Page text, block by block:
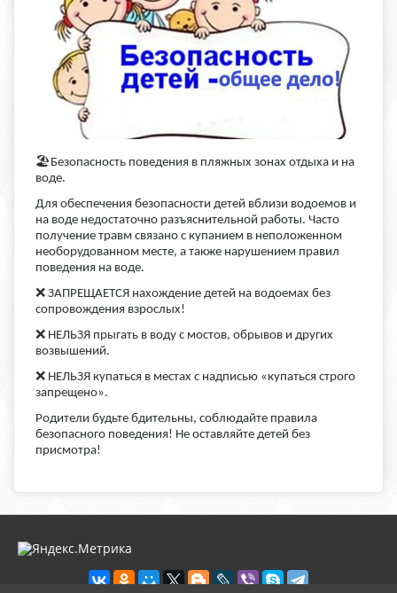
🏖 Безопасность поведения в пляжных зонах отдыха и на
воде.
Для обеспечения безопасности детей вблизи водоемов и
на воде недостаточно разъяснительной работы. Часто
получение травм связано с купанием в неположенном
необорудованном месте, а также нарушением правил
поведения на воде.
❌ ЗАПРЕЩАЕТСЯ нахождение детей на водоемах без
сопровождения взрослых!
❌ НЕЛЬЗЯ прыгать в воду с мостов, обрывов и других
возвышений.
❌ НЕЛЬЗЯ купаться в местах с надписью «купаться строго
запрещено».
Родители будьте бдительны, соблюдайте правила
безопасного поведения! Не оставляйте детей без
присмотра!